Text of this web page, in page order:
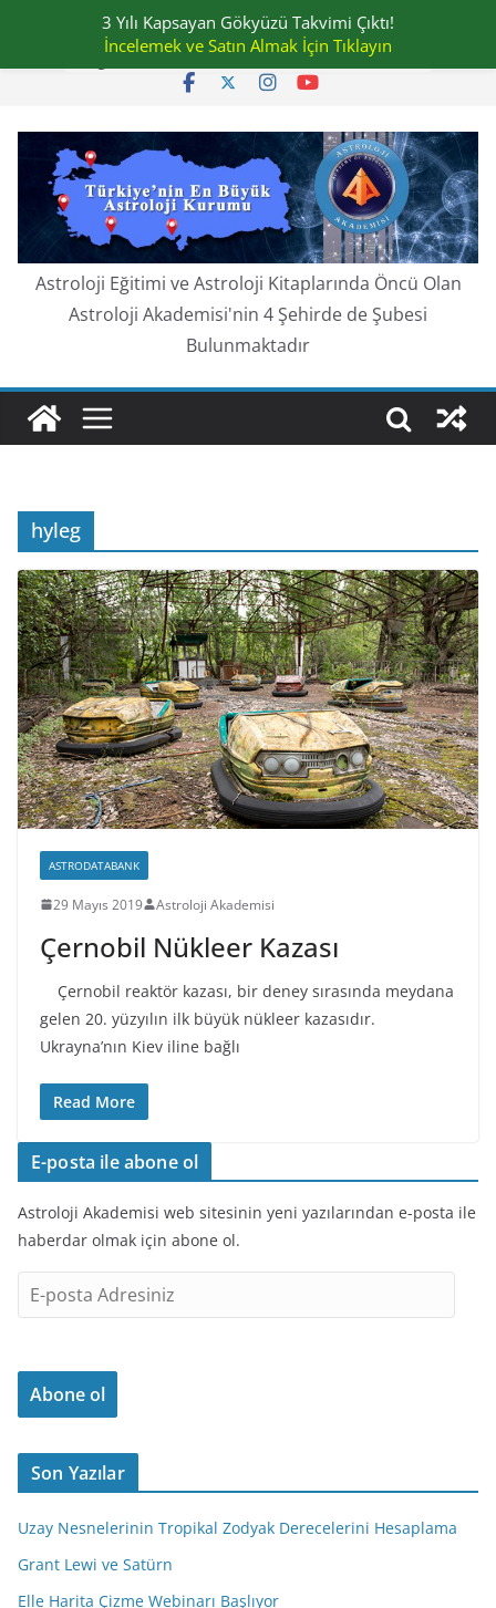
content
Cuma, Ağustos 7, 2026
Astroloji Eğitimi ve Astroloji Kitaplarında Öncü Olan
Astroloji Akademisi'nin 4 Şehirde de Şubesi
Bulunmaktadır
hyleg
ASTRODATABANK
29 Mayıs 2019 Astroloji Akademisi
Çernobil Nükleer Kazası
Çernobil reaktör kazası, bir deney sırasında meydana
gelen 20. yüzyılın ilk büyük nükleer kazasıdır.
Ukrayna’nın Kiev iline bağlı
Read More
E-posta ile abone ol
Astroloji Akademisi web sitesinin yeni yazılarından e-posta ile
haberdar olmak için abone ol.
-
o
t
a
r
e
Abone ol
Son Yazılar
Uzay Nesnelerinin Tropikal Zodyak Derecelerini Hesaplama
Grant Lewi ve Satürn
Elle Harita Çizme Webinarı Başlıyor
3 Yılı Kapsayan Gökyüzü Takvimi Çıktı!
İncelemek ve Satın Almak İçin Tıklayın